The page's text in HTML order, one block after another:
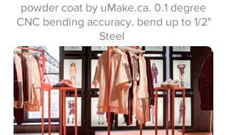
powder coat by uMake.ca. 0.1 degree
CNC bending accuracy. bend up to 1/2"
Steel